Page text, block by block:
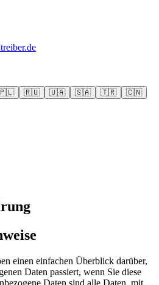
🇷🇺 🇺🇦 🇸🇦 🇹🇷 🇨🇳
einen einfachen Überblick darüber,
Daten passiert, wenn Sie diese
Daten sind alle Daten, mit